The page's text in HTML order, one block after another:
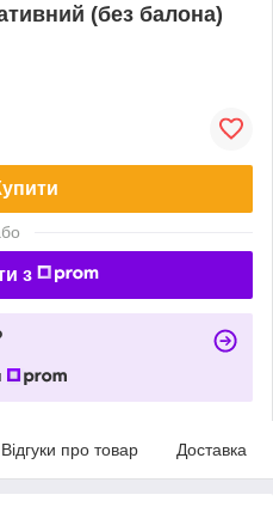
(без балона)
з
Відгуки про товар Доставка